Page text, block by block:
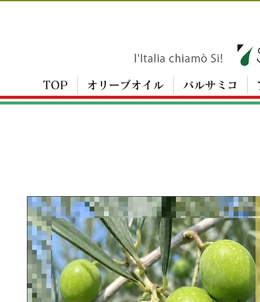
TOP オリーブオイル バルサミコ